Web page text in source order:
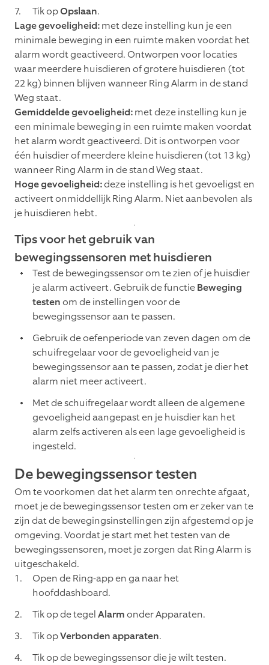
Tik opOpslaan.
Lage gevoeligheid:met deze instelling kun je een
minimale beweging in een ruimte maken voordat het
alarm wordt geactiveerd. Ontworpen voor locaties
waar meerdere huisdieren of grotere huisdieren (tot
22 kg) binnen blijven wanneer Ring Alarm in de stand
Weg staat.
Gemiddelde gevoeligheid:met deze instelling kun je
een minimale beweging in een ruimte maken voordat
het alarm wordt geactiveerd. Dit is ontworpen voor
één huisdier of meerdere kleine huisdieren (tot 13 kg)
wanneer Ring Alarm in de stand Weg staat.
Hoge gevoeligheid:deze instelling is het gevoeligst en
activeert onmiddellijk Ring Alarm. Niet aanbevolen als
je huisdieren hebt.
Tips voor het gebruik van
bewegingssensoren met huisdieren
Test de bewegingssensor om te zien of je huisdier
je alarm activeert. Gebruik de functieBeweging
testenom de instellingen voor de
bewegingssensor aan te passen.
Gebruik de oefenperiode van zeven dagen om de
schuifregelaar voor de gevoeligheid van je
bewegingssensor aan te passen, zodat je dier het
alarm niet meer activeert.
Met de schuifregelaar wordt alleen de algemene
gevoeligheid aangepast en je huisdier kan het
alarm zelfs activeren als een lage gevoeligheid is
ingesteld.
De bewegingssensor testen
Om te voorkomen dat het alarm ten onrechte afgaat,
moet je de bewegingssensor testen om er zeker van te
zijn dat de bewegingsinstellingen zijn afgestemd op je
omgeving. Voordat je start met het testen van de
bewegingssensoren, moet je zorgen dat Ring Alarm is
uitgeschakeld.
Open de Ring-app en ga naar het
hoofddashboard.
Tik op de tegelAlarmonder Apparaten.
Tik opVerbonden apparaten.
Tik op de bewegingssensor die je wilt testen.